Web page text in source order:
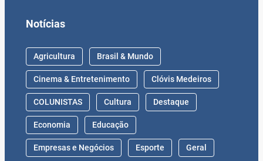
Notícias
Agricultura Brasil & Mundo
Cinema & Entretenimento Clóvis Medeiros
COLUNISTAS Cultura Destaque
Economia Educação
Empresas e Negócios Esporte Geral